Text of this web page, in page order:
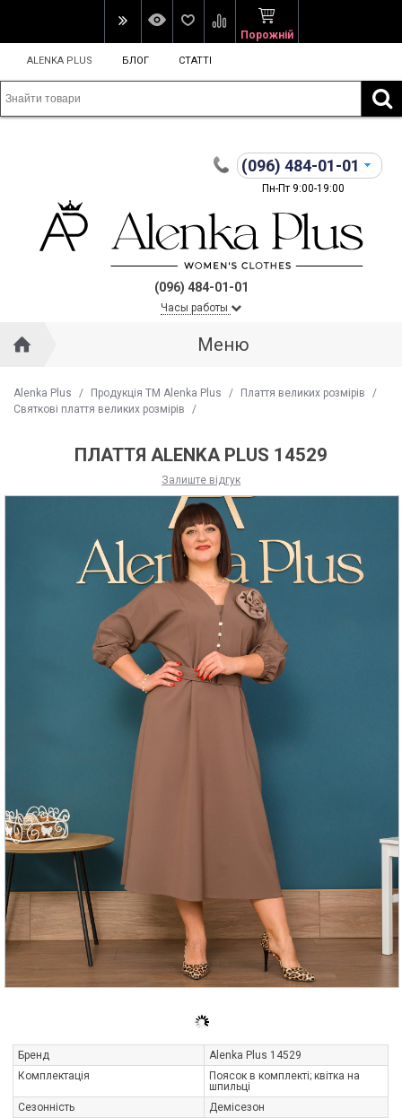
Порожній
ALENKA PLUS БЛОГ СТАТТІ
(096) 484-01-01
Пн-Пт 9:00-19:00
(096) 484-01-01
Часы работы
Меню
Alenka Plus / Продукція ТМ Alenka Plus / Плаття великих розмірів
/
Святкові плаття великих розмірів
/
ПЛАТТЯ ALENKA PLUS 14529
Залиште відгук
Бренд
Alenka Plus 14529
Комплектація
Поясок в комплекті; квітка на
шпильці
Сезонність
Демісезон